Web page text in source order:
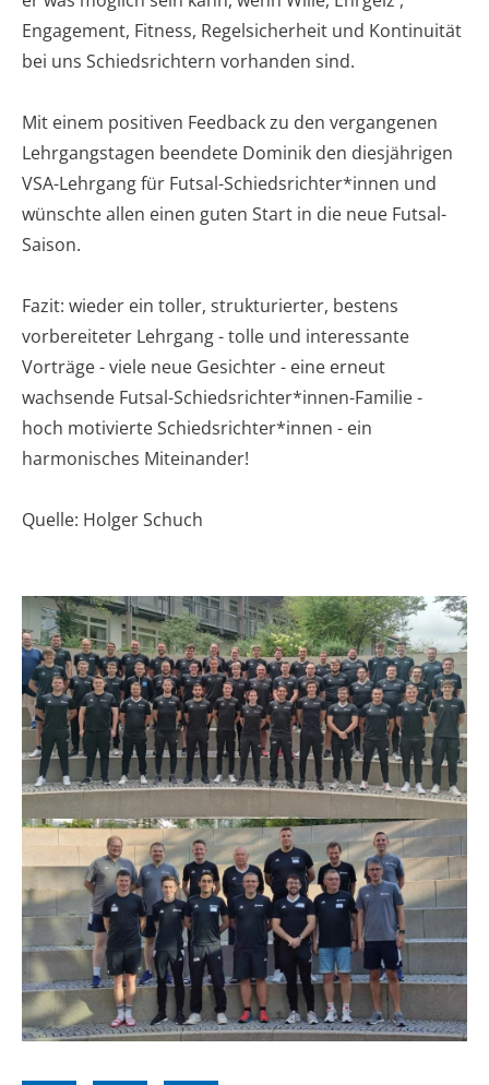
Engagement, Fitness, Regelsicherheit und Kontinuität
bei uns Schiedsrichtern vorhanden sind.
Mit einem positiven Feedback zu den vergangenen
Lehrgangstagen beendete Dominik den diesjährigen
VSA-Lehrgang für Futsal-Schiedsrichter*innen und
wünschte allen einen guten Start in die neue Futsal-
Saison.
Fazit: wieder ein toller, strukturierter, bestens
vorbereiteter Lehrgang - tolle und interessante
Vorträge - viele neue Gesichter - eine erneut
wachsende Futsal-Schiedsrichter*innen-Familie -
hoch motivierte Schiedsrichter*innen - ein
harmonisches Miteinander!
Quelle: Holger Schuch